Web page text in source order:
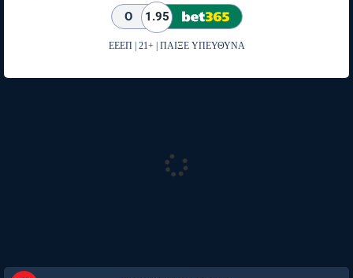
O 1.95
ΕΕΕΠ | 21+ | ΠΑΙΞΕ ΥΠΕΥΘΥΝΑ